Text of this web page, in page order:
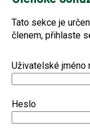
Tato sekce je
členem, přihlaste
Uživatelské jméno
Heslo